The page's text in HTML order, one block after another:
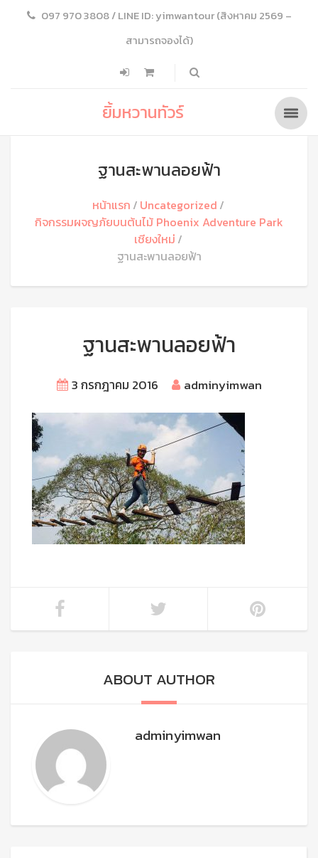
097 970 3808 / LINE ID: yimwantour (สิงหาคม 2569 –
สามารถจองได้)
ยิ้มหวานทัวร์
ฐานสะพานลอยฟ้า
หน้าแรก
Uncategorized
กิจกรรมผจญภัยบนต้นไม้ Phoenix Adventure Park
เชียงใหม่
ฐานสะพานลอยฟ้า
ฐานสะพานลอยฟ้า
3 กรกฎาคม 2016 adminyimwan
ABOUT AUTHOR
adminyimwan